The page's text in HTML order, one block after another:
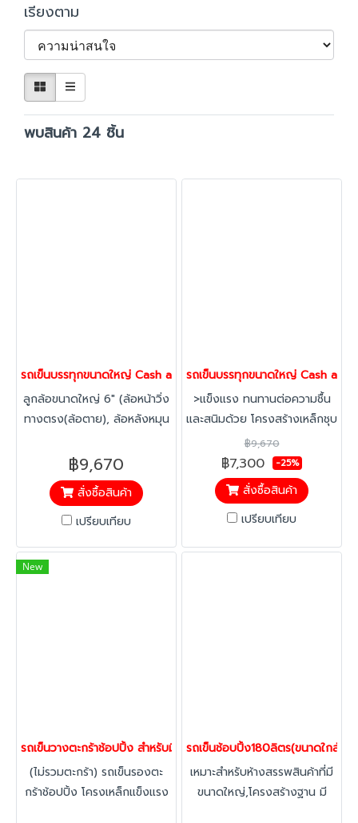
เรียงตาม
พบสินค้า 24 ชิ้น
รถเข็นบรรทุกขนาดใหญ่ Cash and carry (เหมือนห้าง Makro) Happy
ลูกล้อขนาดใหญ่ 6" (ล้อหน้าวิ่ง
ทางตรง(ล้อตาย), ล้อหลังหมุน
ง่าย
฿9,670
สั่งซื้อสินค้า
เปรียบเทียบ
รถเข็นบรรทุกขนาดใหญ่ Cash
>แข็งแรง ทนทานต่อความชื้น
และสนิมด้วย โครงสร้างเหล็กชุบ
ซิงค์ เคลือบแลกเกอร์ สำหรับ
บรรทุกสินค้าที่รับน้ำหนักมากและ
มีความสูงเป็นพิเศษ >เบาแรง
ลูกล้อขนาดใหญ่ 6"เพิ่มความ
เบาในการเข็น และรับน้ำหนักได้
฿9,670
฿7,300 -25%
สั่งซื้อสินค้า
เปรียบเทียบ
New
รถเข็นวางตะกร้าช้อปปิ้ง สำหรับมินิมาร์ท-ซูเปอร์มาร์เก็ต | แข็งแรง เคลื่
(ไม่รวมตะกร้า) รถเข็นรองตะ
กร้าช้อปปิ้ง โครงเหล็กแข็งแรง
รถเข็นช้อบปิ้ง180ลิตร(ขนาดใกล้เ
เหมาะสำหรับห้างสรรพสินค้าที่มี
ขนาดใหญ่,โครงสร้างฐาน มี